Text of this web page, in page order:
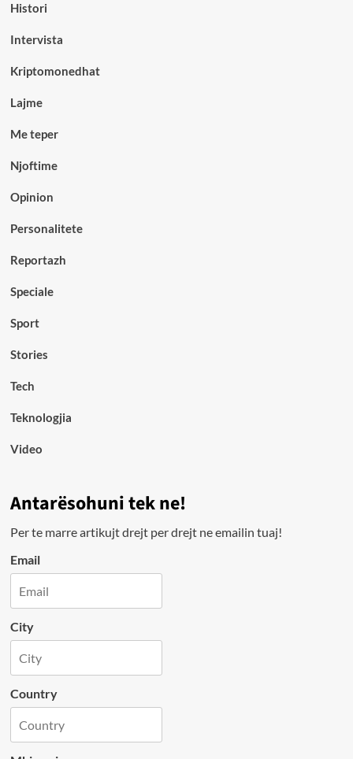
Histori
Intervista
Kriptomonedhat
Lajme
Me teper
Njoftime
Opinion
Personalitete
Reportazh
Speciale
Sport
Stories
Tech
Teknologjia
Video
Antarësohuni tek ne!
Per te marre artikujt drejt per drejt ne emailin tuaj!
Email
City
Country